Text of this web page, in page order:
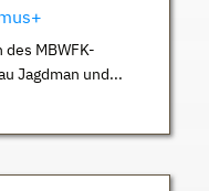
MBWFK-
Jagdman und...